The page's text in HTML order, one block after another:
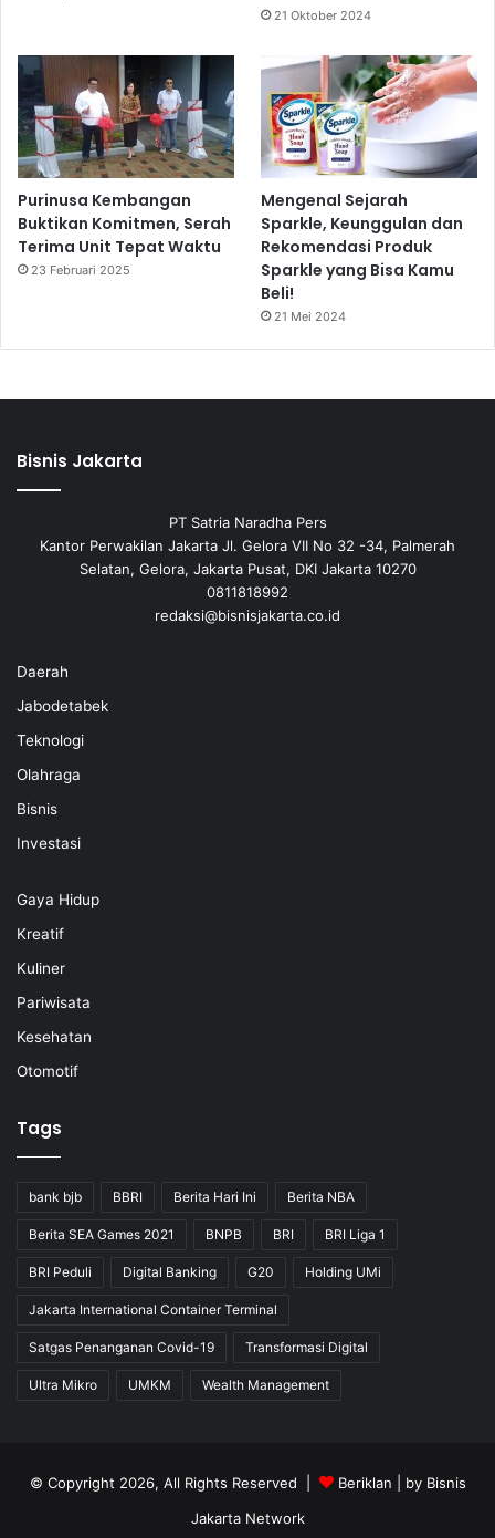
21 Oktober 2024
Purinusa Kembangan
Buktikan Komitmen, Serah
Terima Unit Tepat Waktu
23 Februari 2025
Mengenal Sejarah
Sparkle, Keunggulan dan
Rekomendasi Produk
Sparkle yang Bisa Kamu
Beli!
21 Mei 2024
Bisnis Jakarta
PT Satria Naradha Pers
Kantor Perwakilan Jakarta Jl. Gelora VII No 32 -34, Palmerah
Selatan, Gelora, Jakarta Pusat, DKI Jakarta 10270
0811818992
redaksi@bisnisjakarta.co.id
Daerah
Jabodetabek
Teknologi
Olahraga
Bisnis
Investasi
Gaya Hidup
Kreatif
Kuliner
Pariwisata
Kesehatan
Otomotif
Tags
bank bjb BBRI Berita Hari Ini Berita NBA
Berita SEA Games 2021 BNPB BRI BRI Liga 1
BRI Peduli Digital Banking G20 Holding UMi
Jakarta International Container Terminal
Satgas Penanganan Covid-19 Transformasi Digital
Ultra Mikro UMKM Wealth Management
© Copyright 2026, All Rights Reserved | Beriklan | by Bisnis
Jakarta Network